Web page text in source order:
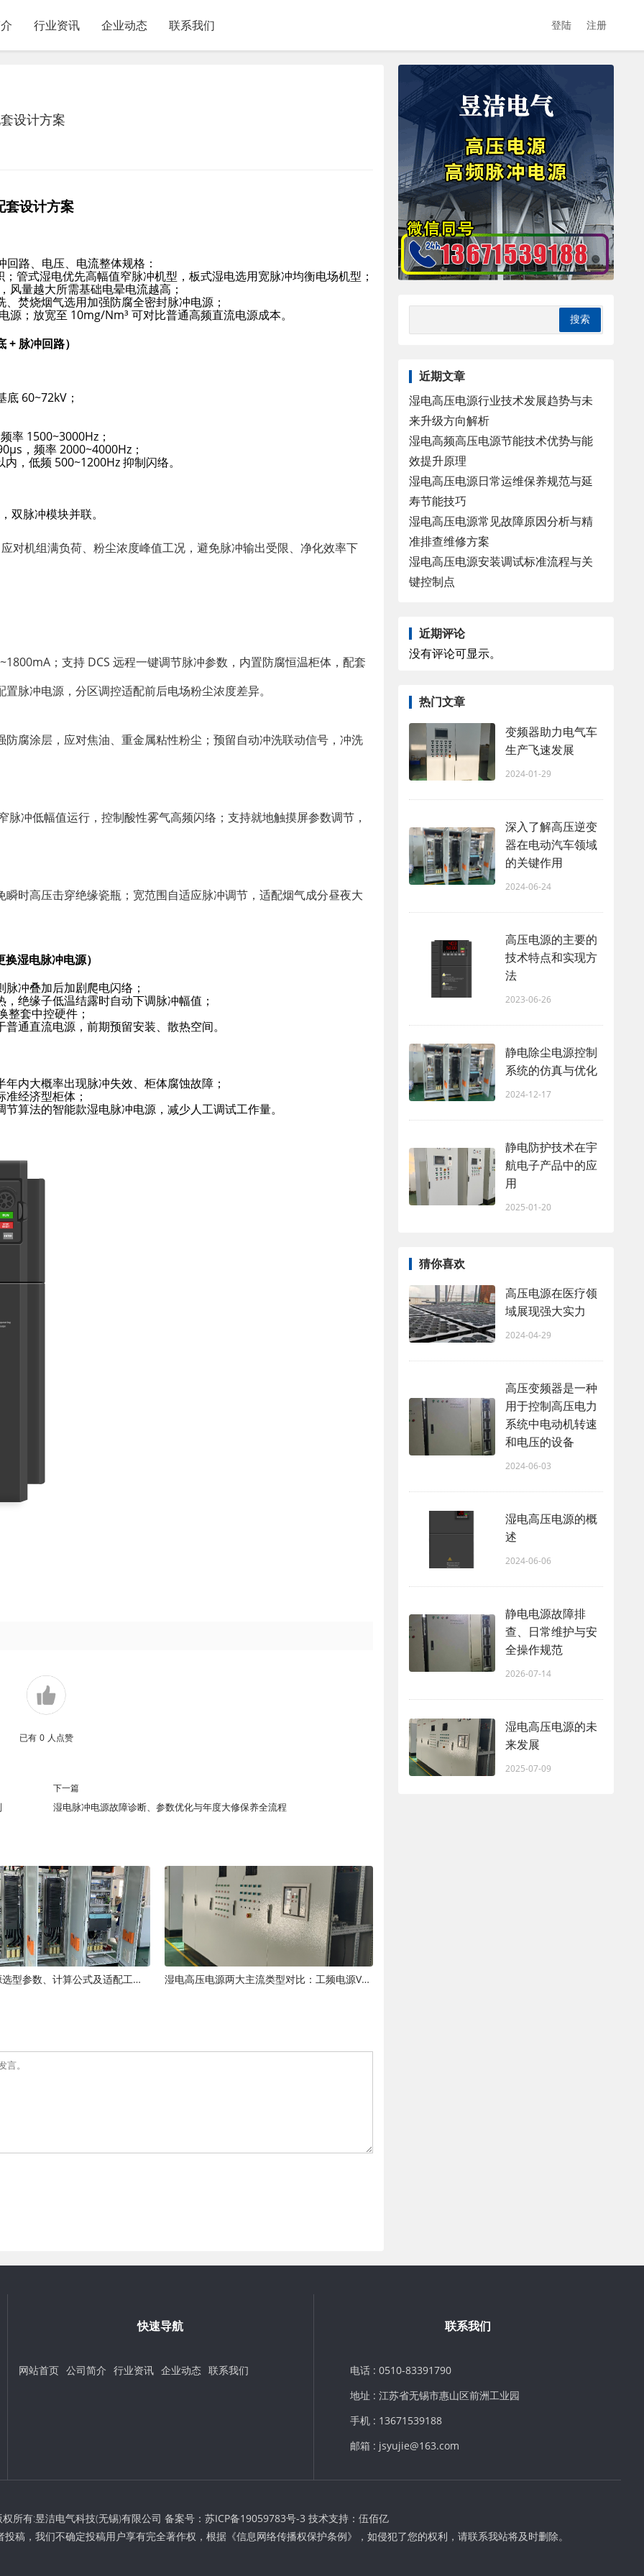
行业资讯 企业动态 联系我们 登陆 注册
设计方案
套设计方案
路、电压、电流整体规格：
管式湿电优先高幅值窄脉冲机型，板式湿电选用宽脉冲均衡电场机型；
量越大所需基础电晕电流越高；
焚烧烟气选用加强防腐全密封脉冲电源；
；放宽至 10mg/Nm³ 可对比普通高频直流电源成本。
脉冲回路）
60~72kV；
率 1500~3000Hz；
，频率 2000~4000Hz；
，低频 500~1200Hz 抑制闪络。
双脉冲模块并联。
对机组满负荷、粉尘浓度峰值工况，避免脉冲输出受限、净化效率下
；支持 DCS 远程一键调节脉冲参数，内置防腐恒温柜体，配套
脉冲电源，分区调控适配前后电场粉尘浓度差异。
腐涂层，应对焦油、重金属粘性粉尘；预留自动冲洗联动信号，冲洗
冲低幅值运行，控制酸性雾气高频闪络；支持就地触摸屏参数调节，
时高压击穿绝缘瓷瓶；宽范围自适应脉冲调节，适配烟气成分昼夜大
湿电脉冲电源）
冲叠加后加剧爬电闪络；
绝缘子低温结露时自动下调脉冲幅值；
整套中控硬件；
通直流电源，前期预留安装、散热空间。
内大概率出现脉冲失效、柜体腐蚀故障；
经济型柜体；
算法的智能款湿电脉冲电源，减少人工调试工作量。
已有 0 人点赞
下一篇
湿电脉冲电源故障诊断、参数优化与年度大修保养全流程
湿电高压电源选型参数、计算公式及适配工况指南 湿电高压电源两大主流类型对比：工频电源VS高频电源
近期文章
湿电高压电源行业技术发展趋势与未
来升级方向解析
湿电高频高压电源节能技术优势与能
效提升原理
湿电高压电源日常运维保养规范与延
寿节能技巧
湿电高压电源常见故障原因分析与精
准排查维修方案
湿电高压电源安装调试标准流程与关
键控制点
近期评论
没有评论可显示。
热门文章
变频器助力电气车
生产飞速发展
2024-01-29
深入了解高压逆变
器在电动汽车领域
的关键作用
2024-06-24
高压电源的主要的
技术特点和实现方
法
2023-06-26
静电除尘电源控制
系统的仿真与优化
2024-12-17
静电防护技术在宇
航电子产品中的应
用
2025-01-20
猜你喜欢
高压电源在医疗领
域展现强大实力
2024-04-29
高压变频器是一种
用于控制高压电力
系统中电动机转速
和电压的设备
2024-06-03
湿电高压电源的概
述
2024-06-06
静电电源故障排
查、日常维护与安
全操作规范
2026-07-14
湿电高压电源的未
来发展
2025-07-09
快速导航
网站首页 公司简介 行业资讯 企业动态 联系我们
联系我们
电话 : 0510-83391790
地址 : 江苏省无锡市惠山区前洲工业园
手机 : 13671539188
邮箱 : jsyujie@163.com
所有:昱洁电气科技(无锡)有限公司 备案号： 苏ICP备19059783号-3 技术支持： 伍佰亿
稿，我们不确定投稿用户享有完全著作权，根据《信息网络传播权保护条例》，如侵犯了您的权利，请联系我站将及时删除。